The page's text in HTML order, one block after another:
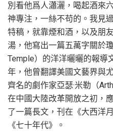
別看他爲人瀟灑，喝起酒來
神專注，一絲不苟的。我見
特稿，就靠煙和酒，以及朋
湯，他寫出一篇五萬字關於
Temple）的洋洋曬曬的報導
年，他曾翻譯美國文藝界與尤
齊名的劇作家亞瑟·米勒（
在中國大陸改革開放之初，
了一篇長文，刊在《大西洋
《七十年代》。